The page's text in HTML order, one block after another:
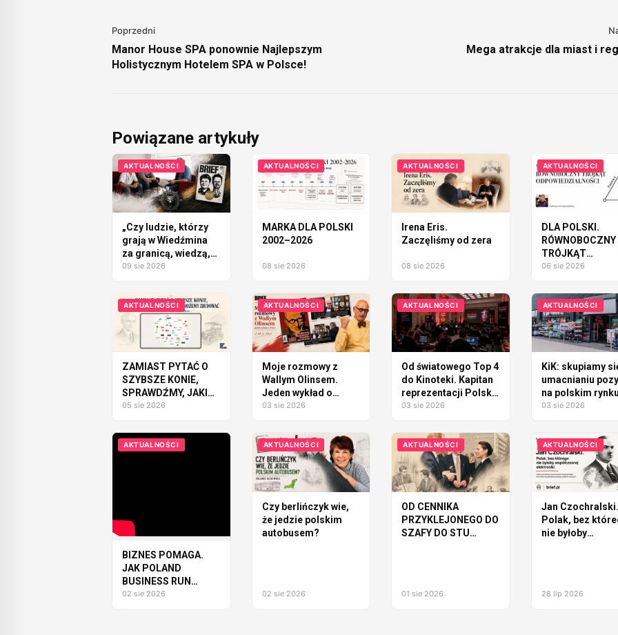
Poprzedni
Manor House SPA ponownie Najlepszym
Holistycznym Hotelem SPA w Polsce!
Mega atrakcje dla miast i
Powiązane artykuły
AKTUALNOŚCI
„Czy ludzie, którzy
grają w Wiedźmina
za granicą, wiedzą,
że to jest polski
09 sie 2026
AKTUALNOŚCI
MARKA DLA POLSKI
2002–2026
08 sie 2026
AKTUALNOŚCI
Irena Eris.
Zaczęliśmy od zera
08 sie 2026
AKTUALNOŚCI
DLA POLSKI.
RÓWNOBOCZNY
TRÓJKĄT
06 sie 2026
AKTUALNOŚCI
ZAMIAST PYTAĆ O
SZYBSZE KONIE,
SPRAWDŹMY, JAKI
SAMOCHÓD
ZBUDOWAĆ
05 sie 2026
AKTUALNOŚCI
Moje rozmowy z
Wallym Olinsem.
Jeden wykład o
Polsce
03 sie 2026
AKTUALNOŚCI
Od światowego Top 4
do Kinoteki. Kapitan
reprezentacji Polski
tworzy WARSAW
03 sie 2026
AKTUALNOŚCI
KiK: skupiamy
umacnianiu
na polskim
03 sie 2026
AKTUALNOŚCI
BIZNES POMAGA.
JAK POLAND
BUSINESS RUN
ZMIENIA LUDZI I
02 sie 2026
AKTUALNOŚCI
Czy berlińczyk wie,
że jedzie polskim
autobusem?
02 sie 2026
AKTUALNOŚCI
OD CENNIKA
PRZYKLEJONEGO DO
SZAFY DO STU
01 sie 2026
AKTUALNOŚCI
Jan Czochralski.
Polak, bez
nie byłoby
28 lip 2026